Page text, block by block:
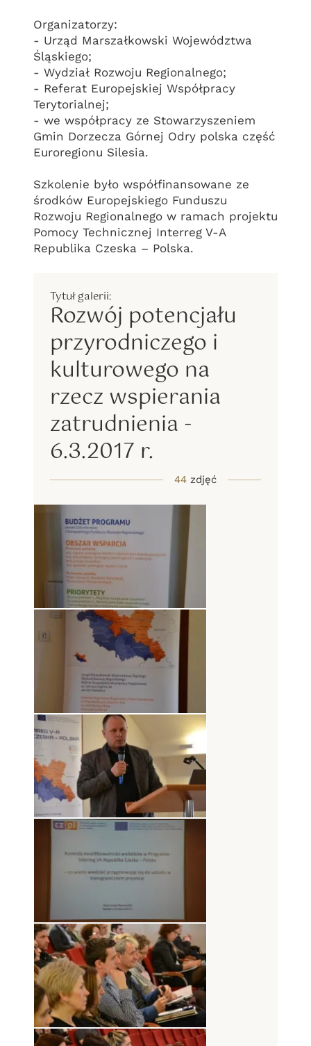
Organizatorzy:
- Urząd Marszałkowski Województwa
Śląskiego;
- Wydział Rozwoju Regionalnego;
- Referat Europejskiej Współpracy
Terytorialnej;
- we współpracy ze Stowarzyszeniem
Gmin Dorzecza Górnej Odry polska część
Euroregionu Silesia.
Szkolenie było współfinansowane ze
środków Europejskiego Funduszu
Rozwoju Regionalnego w ramach projektu
Pomocy Technicznej Interreg V-A
Republika Czeska – Polska.
Rozwój potencjału
przyrodniczego i
kulturowego na
rzecz wspierania
zatrudnienia -
6.3.2017 r.
44 zdjęć